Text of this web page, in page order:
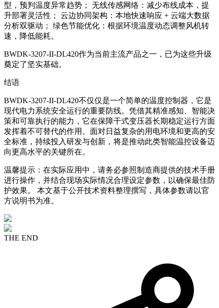
型，预判温度异常趋势； 无线传感网络：减少布线成本，提
升部署灵活性； 云边协同架构：本地快速响应 + 云端大数据
分析双驱动； 绿色节能优化：根据环境温度动态调整风机转
速，降低能耗。
BWDK-3207-II-DL420作为当前主流产品之一，已为这些升级
奠定了坚实基础。
结语
BWDK-3207-II-DL420不仅仅是一个简单的温度控制器，它是
现代电力系统安全运行的重要防线。凭借其精准感知、智能决
策和可靠执行的能力，它在保障干式变压器长期稳定运行方面
发挥着不可替代的作用。面对日益复杂的用电环境和更高的安
全标准，持续投入研发与创新，将是推动此类智能温控设备迈
向更高水平的关键所在。
温馨提示：在实际应用中，请务必参照制造商提供的技术手册
进行操作，并结合现场实际情况合理设定参数，以确保最佳防
护效果。 本文基于公开技术资料整理撰写，具体参数请以官
方说明书为准。
THE END